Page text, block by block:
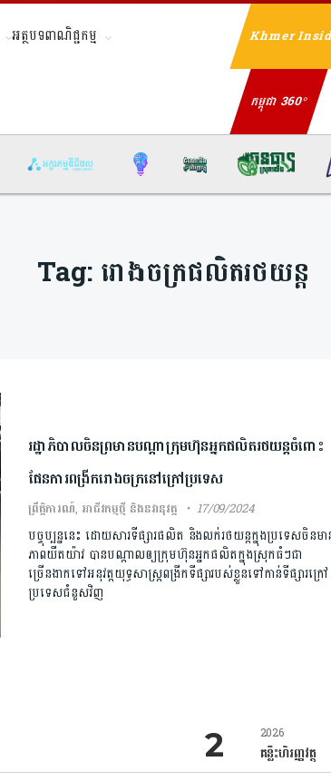
អត្ថបទពាណិជ្ជកម្ម Khmer
កម្ពុជា 360°
Tag:រោងចក្រផលិតរថយន្ត
រដ្ឋាភិបាលចិនព្រមានបណ្តាក្រុមហ៊ុនអ្នកផលិតរថយន្តចំពោះ
ផែនការពង្រីករោងចក្រនៅក្រៅប្រទេស
ព្រឹត្តិការណ៍, អាជីវកម្មថ្មី និងនវានុវត្ត 17/09/2024
បច្ចុប្បន្ននេះ ដោយសារទីផ្សារផលិត និងលក់រថយន្តក្នុងប្រទេសចិនម
ភាពយឺតយ៉ាវ បានបណ្តាលឲ្យក្រុមហ៊ុនអ្នកផលិតក្នុងស្រុកធំៗជា
ច្រើនងាកទៅអនុវត្តយុទ្ធសាស្ត្រពង្រីកទីផ្សារបស់ខ្លួនទៅកាន់ទីផ្សារក្រៅ
ប្រទេសជំនួសវិញ
2026
គន្លឹះហិរញ្ញវត្ថុ